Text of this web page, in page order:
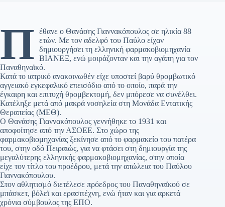
Π έθανε ο Θανάσης Γιαννακόπουλος σε ηλικία 88
ετών. Με τον αδελφό του Παύλο είχαν
δημιουργήσει τη ελληνική φαρμακοβιομηχανία
BΙΑΝΕΞ, ενώ μοιράζονταν και την αγάπη για τον
Παναθηναϊκό.
Κατά το ιατρικό ανακοινωθέν είχε υποστεί βαρύ θρομβωτικό
αγγειακό εγκεφαλικό επεισόδιο από το οποίο, παρά την
έγκαιρη και επιτυχή θρομβεκτομή, δεν μπόρεσε να συνέλθει.
Κατέληξε μετά από μακρά νοσηλεία στη Μονάδα Εντατικής
Θεραπείας (ΜΕΘ).
Ο Θανάσης Γιαννακόπουλος γεννήθηκε το 1931 και
αποφοίτησε από την ΑΣΟΕΕ. Στο χώρο της
φαρμακοβιομηχανίας ξεκίνησε από το φαρμακείο του πατέρα
του, στην οδό Πειραιώς, για να φτάσει στη δημιουργία της
μεγαλύτερης ελληνικής φαρμακοβιομηχανίας, στην οποία
είχε τον τίτλο του προέδρου, μετά την απώλεια του Παύλου
Γιαννακόπουλου.
Στον αθλητισμό διετέλεσε πρόεδρος του Παναθηναϊκού σε
μπάσκετ, βόλεϊ και ερασιτέχνη, ενώ ήταν και για αρκετά
χρόνια σύμβουλος της ΕΠΟ.